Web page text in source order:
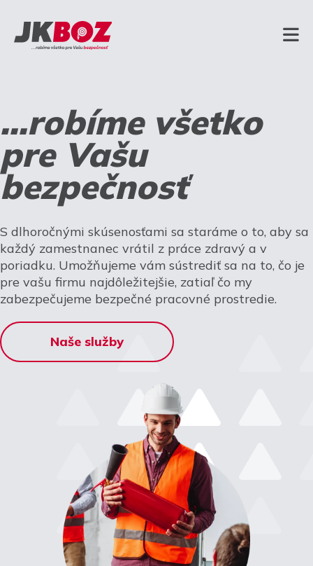
...robíme všetko
pre Vašu
bezpečnosť
S dlhoročnými skúsenosťami sa staráme o to, aby sa
každý zamestnanec vrátil z práce zdravý a v
poriadku. Umožňujeme vám sústrediť sa na to, čo je
pre vašu firmu najdôležitejšie, zatiaľ čo my
zabezpečujeme bezpečné pracovné prostredie.
Naše služby